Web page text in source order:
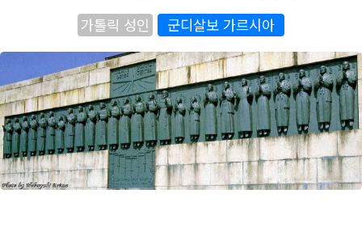
가톨릭 성인 군디살보 가르시아